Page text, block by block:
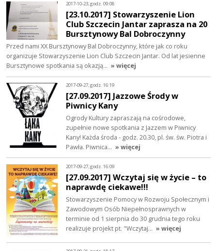
2017-10-23, godz. 09:08
[23.10.2017] Stowarzyszenie Lion
Club Szczecin Jantar zaprasza na 20
Bursztynowy Bal Dobroczynny
Przed nami XX Bursztynowy Bal Dobroczynny, które jak co roku
organizuje Stowarzyszenie Lion Club Szczecin Jantar. Od lat jesienne
Bursztynowe spotkania są okazją… » więcej
2017-09-27, godz. 16:19
[27.09.2017] Jazzowe Środy w
Piwnicy Kany
Ogrody Kultury zapraszają na cośrodowe,
zupełnie nowe spotkania z Jazzem w Piwnicy
Kany! Każda środa - godz. 20.30, pl. św. św. Piotra i
Pawła. Piwnica… » więcej
2017-09-27, godz. 16:09
[27.09.2017] Wczytaj się w życie – to
naprawdę ciekawe!!!
Stowarzyszenie Pomocy w Rozwoju Społecznym i
Zawodowym Osób Niepełnosprawnych w
terminie od 1 sierpnia do 30 grudnia tego roku
realizuje projekt pt. "Wczytaj… » więcej